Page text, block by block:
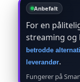
Anbefalt
For en
streaming og
betrodde
leverandør.
Fungerer på